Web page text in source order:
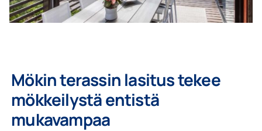
Mökin terassin lasitus tekee
mökkeilystä entistä
mukavampaa